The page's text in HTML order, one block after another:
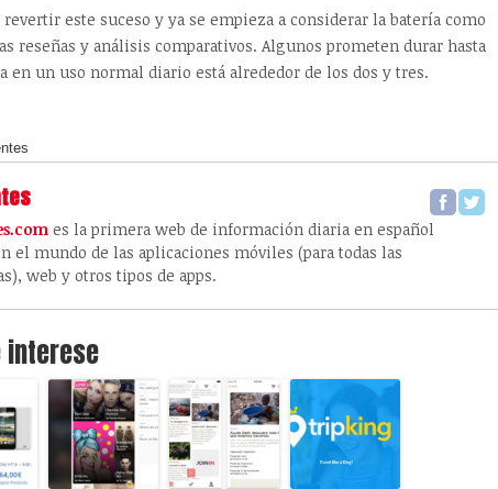
este suceso y ya se empieza a considerar la batería como
reseñas y análisis comparativos. Algunos prometen durar hasta
en un uso normal diario está alrededor de los dos y tres.
es la primera web de información diaria en español
el mundo de las aplicaciones móviles (para todas las
web y otros tipos de apps.
interese